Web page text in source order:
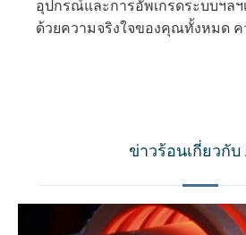
อุปกรณ์และการอัพเกรดระบบฯลฯ
ด้วยความจริงใจของคุณทั้งหมด ค
ข่าวร้อนเกี่ยวกับ